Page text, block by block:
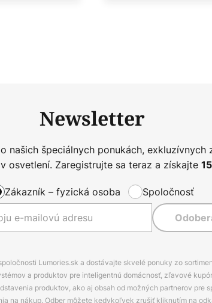
Newsletter
našich špeciálnych ponukách, exkluzívnych
osvetlení. Zaregistrujte sa teraz a získajte 15
Zákazník – fyzická osoba Spoločnosť
Lumories.sk a dostávajte skvelé ponuky zo
a produktov pre inteligentnú domácnosť, zľavové
produktov, ako aj obsah od možných partnerov pre
na nákup. Odber môžete kedykoľvek zrušiť kliknutím na